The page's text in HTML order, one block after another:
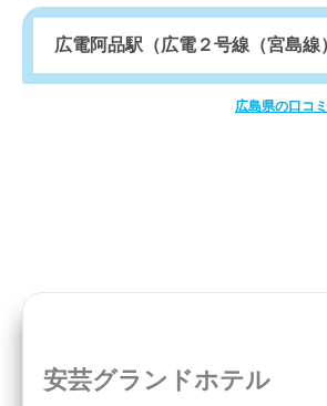
広島県の口コ
安芸グランドホテル